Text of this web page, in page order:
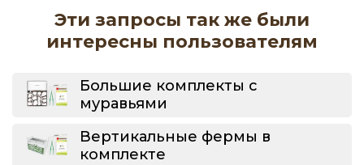
Эти запросы так же были
интересны пользователям
Большие комплекты с
муравьями
Вертикальные фермы в
комплекте